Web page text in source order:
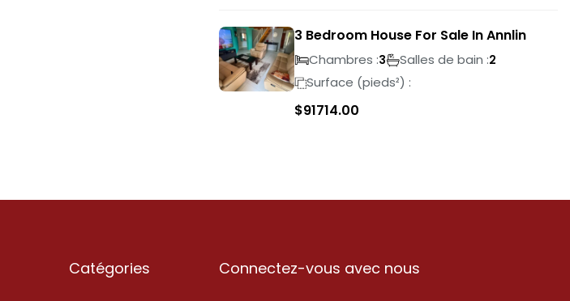
3 Bedroom House For Sale In Annlin
Chambres :3 Salles de bain :2
Surface (pieds²) :
$91714.00
Catégories Connectez-vous avec nous